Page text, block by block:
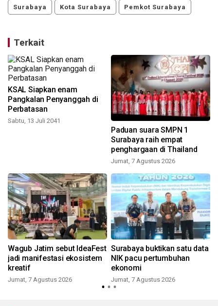
Surabaya Kota Surabaya Pemkot Surabaya
Terkait
KSAL Siapkan enam
Pangkalan Penyanggah di
Perbatasan
Sabtu, 13 Juli 2041
Paduan suara SMPN 1
Surabaya raih empat
penghargaan di Thailand
Jumat, 7 Agustus 2026
Wagub Jatim sebut IdeaFest
jadi manifestasi ekosistem
kreatif
Jumat, 7 Agustus 2026
Surabaya buktikan satu data
NIK pacu pertumbuhan
ekonomi
Jumat, 7 Agustus 2026